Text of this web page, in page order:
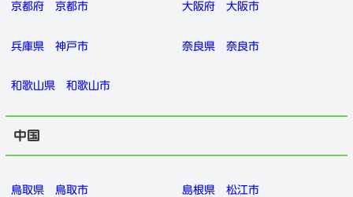
京都府 京都市 大阪府 大阪市
兵庫県 神戸市 奈良県 奈良市
和歌山県 和歌山市
中国
鳥取県 鳥取市 島根県 松江市